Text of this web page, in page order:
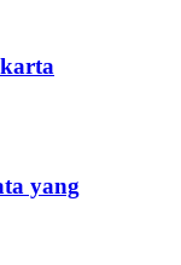
yang